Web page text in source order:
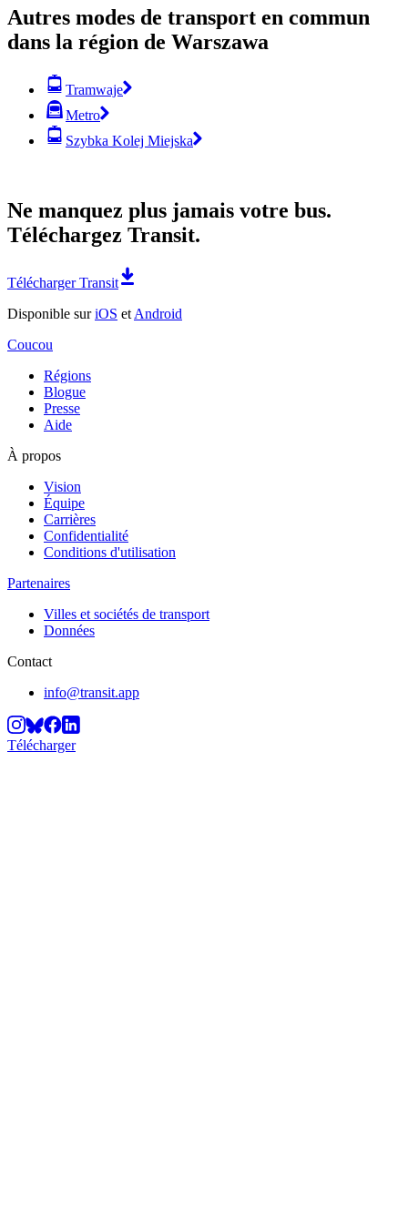
Autres modes de transport en commun
dans la région de Warszawa
Tramwaje
Metro
Szybka Kolej Miejska
Ne manquez plus jamais votre bus.
Téléchargez Transit.
Télécharger Transit
Disponible suriOS et Android
Coucou
Régions
Blogue
Presse
Aide
À propos
Vision
Équipe
Carrières
Confidentialité
Conditions d'utilisation
Partenaires
Villes et sociétés de transport
Données
Contact
info@transit.app
Télécharger